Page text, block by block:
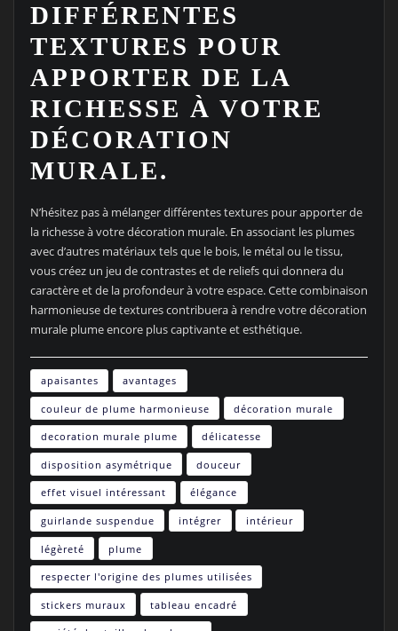
DIFFÉRENTES
TEXTURES POUR
APPORTER DE LA
RICHESSE À VOTRE
DÉCORATION
MURALE.
N’hésitez pas à mélanger différentes textures pour apporter de
la richesse à votre décoration murale. En associant les plumes
avec d’autres matériaux tels que le bois, le métal ou le tissu,
vous créez un jeu de contrastes et de reliefs qui donnera du
caractère et de la profondeur à votre espace. Cette combinaison
harmonieuse de textures contribuera à rendre votre décoration
murale plume encore plus captivante et esthétique.
apaisantes avantages
couleur de plume harmonieuse décoration murale
decoration murale plume délicatesse
disposition asymétrique douceur
effet visuel intéressant élégance
guirlande suspendue intégrer intérieur
légèreté plume
respecter l'origine des plumes utilisées
stickers muraux tableau encadré